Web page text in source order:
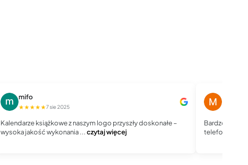
mifo
★★★★★7 sie 2025
Kalendarze książkowe z naszym logo przyszły doskonałe –
wysoka jakość wykonania ...czytaj więcej
Bardzo dobry
telefoniczny,